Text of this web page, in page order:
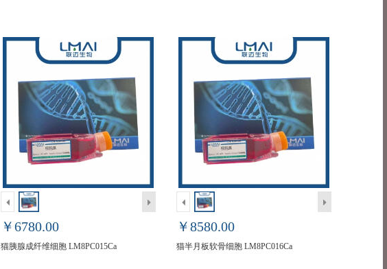
￥6780.00
猫胰腺成纤维细胞 LM8PC015Ca
￥8580.00
猫半月板软骨细胞 LM8PC016Ca